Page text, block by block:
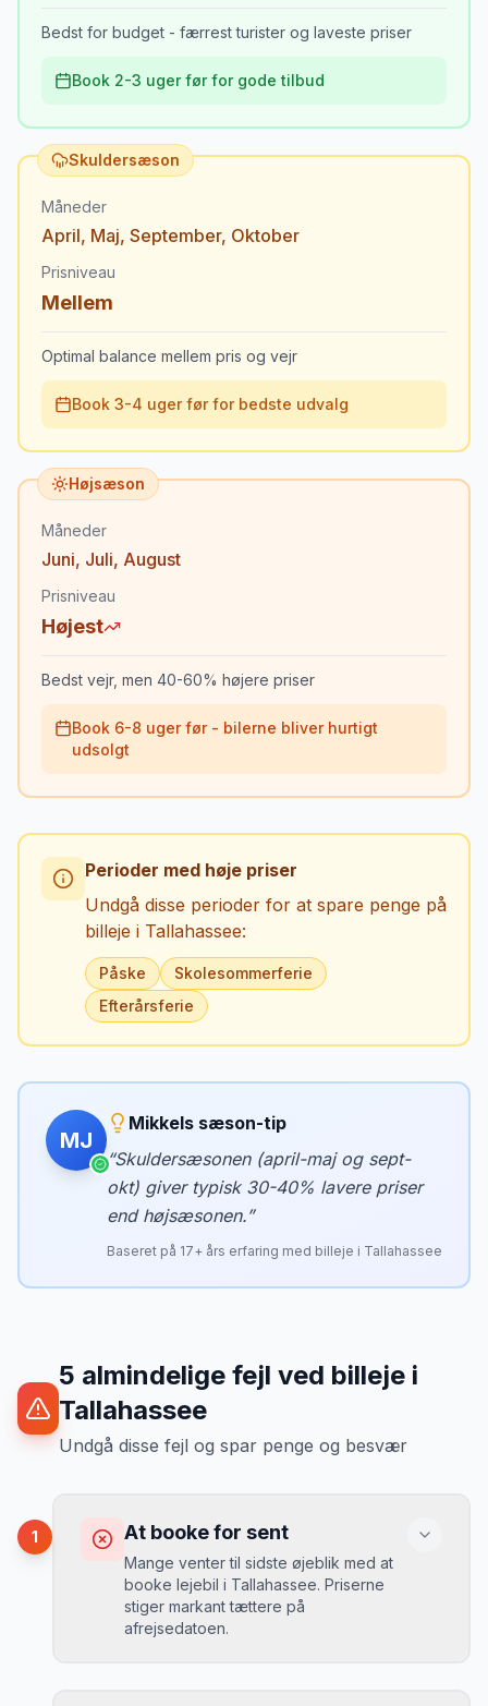
Bedst for budget - færrest turister og laveste priser
Book 2-3 uger før for gode tilbud
Skuldersæson
Måneder
April, Maj, September, Oktober
Prisniveau
Mellem
Optimal balance mellem pris og vejr
Book 3-4 uger før for bedste udvalg
Højsæson
Måneder
Juni, Juli, August
Prisniveau
Højest
Bedst vejr, men 40-60% højere priser
Book 6-8 uger før - bilerne bliver hurtigt
udsolgt
Perioder med høje priser
Undgå disse perioder for at spare penge på
billeje i Tallahassee:
Påske
Skolesommerferie
Efterårsferie
MJ
Mikkels sæson-tip
“Skuldersæsonen (april-maj og sept-
okt) giver typisk 30-40% lavere priser
end højsæsonen.”
Baseret på 17+ års erfaring med billeje i Tallahassee
5 almindelige fejl ved billeje i
Tallahassee
Undgå disse fejl og spar penge og besvær
1 At booke for sent
Mange venter til sidste øjeblik med at
booke lejebil i Tallahassee. Priserne
stiger markant tættere på
afrejsedatoen.